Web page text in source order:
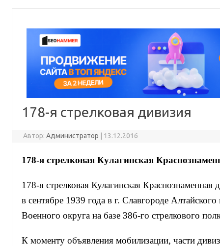
178-я стрелковая дивизия
Автор:Администратор 13.12.2016
178-я стрелковая Кулагинская
178-я стрелковая Кулагинская Краснознаменная
в сентябре 1939 года в г. Славгороде
Военного округа на базе 386-го стрелкового
К моменту объявления мобилизации, части